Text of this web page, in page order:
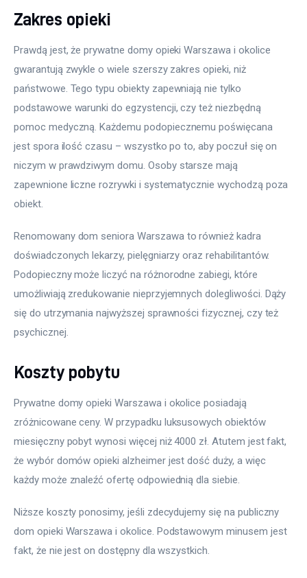
Zakres opieki
Prawdą jest, że prywatne domy opieki Warszawa i okolice
gwarantują zwykle o wiele szerszy zakres opieki, niż
państwowe. Tego typu obiekty zapewniają nie tylko
podstawowe warunki do egzystencji, czy też niezbędną
pomoc medyczną. Każdemu podopiecznemu poświęcana
jest spora ilość czasu – wszystko po to, aby poczuł się on
niczym w prawdziwym domu. Osoby starsze mają
zapewnione liczne rozrywki i systematycznie wychodzą poza
obiekt.
Renomowany dom seniora Warszawa to również kadra
doświadczonych lekarzy, pielęgniarzy oraz rehabilitantów.
Podopieczny może liczyć na różnorodne zabiegi, które
umożliwiają zredukowanie nieprzyjemnych dolegliwości. Dąży
się do utrzymania najwyższej sprawności fizycznej, czy też
psychicznej.
Koszty pobytu
Prywatne domy opieki Warszawa i okolice posiadają
zróżnicowane ceny. W przypadku luksusowych obiektów
miesięczny pobyt wynosi więcej niż 4000 zł. Atutem jest fakt,
że wybór domów opieki alzheimer jest dość duży, a więc
każdy może znaleźć ofertę odpowiednią dla siebie.
Niższe koszty ponosimy, jeśli zdecydujemy się na publiczny
dom opieki Warszawa i okolice. Podstawowym minusem jest
fakt, że nie jest on dostępny dla wszystkich.